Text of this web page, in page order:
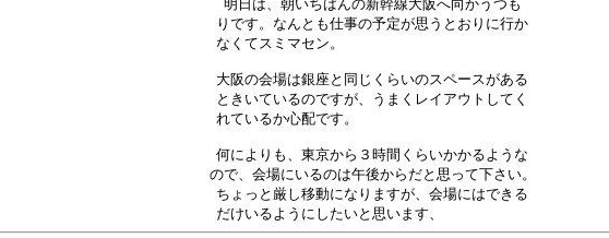
明日は、朝いちばんの新幹線大阪へ向かうつも
りです。なんとも仕事の予定が思うとおりに行か
なくてスミマセン。
大阪の会場は銀座と同じくらいのスペースがある
ときいているのですが、うまくレイアウトしてく
れているか心配です。
何によりも、東京から３時間くらいかかるような
ので、会場にいるのは午後からだと思って下さい。
ちょっと厳し移動になりますが、会場にはできる